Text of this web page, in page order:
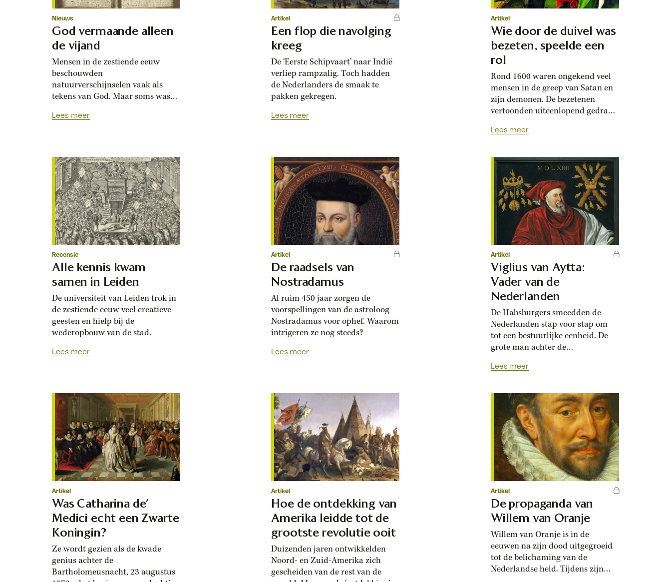
Nieuws
God vermaande alleen
de vijand
Mensen in de zestiende eeuw
beschouwden
natuurverschijnselen vaak als
tekens van God. Maar soms was
politiek.
Lees meer
Artikel
Een flop die navolging
kreeg
De ‘Eerste Schipvaart’ naar Indië
verliep rampzalig. Toch hadden
de Nederlanders de smaak te
pakken gekregen.
Lees meer
Artikel
Wie door de duivel was
bezeten, speelde een
rol
Rond 1600 waren ongekend veel
mensen in de greep van Satan en
zijn demonen. De bezetenen
vertoonden uiteenlopend gedrag
verschillende diagnoses. Was er
ziekte, bedrog of theater? In de
vroegmoderne tijd was vrijwel
iedereen ervan overtuigd dat de
duivel bezit kon nemen van
iemands lichaam en geest…
Lees meer
Recensie
Alle kennis kwam
samen in Leiden
De universiteit van Leiden trok in
de zestiende eeuw veel creatieve
geesten en hielp bij de
wederopbouw van de stad.
Lees meer
Artikel
De raadsels van
Nostradamus
Al ruim 450 jaar zorgen de
voorspellingen van de astroloog
Nostradamus voor ophef. Waarom
intrigeren ze nog steeds?
Lees meer
Artikel
Viglius van Aytta:
Vader van de
Nederlanden
De Habsburgers smeedden de
Nederlanden stap voor stap om
tot een bestuurlijke eenheid. De
grote man achter de
van Aytta. Deze diplomaat
onvoorwaardelijk en speelde een
belangrijke rol bij de
centralisering van de Lage
Landen. De periode voor de
Opstand heeft altijd minder
aandacht gekregen dan de…
Lees meer
Artikel
Was Catharina de’
Medici echt een Zwarte
Koningin?
Ze wordt gezien als de kwade
genius achter de
Bartholomeusnacht, 23 augustus
Artikel
Hoe de ontdekking van
Amerika leidde tot de
grootste revolutie ooit
Duizenden jaren ontwikkelden
Noord- en Zuid-Amerika zich
gescheiden van de rest van de
Artikel
De propaganda van
Willem van Oranje
Willem van Oranje is in de
eeuwen na zijn dood uitgegroeid
tot de belichaming van de
Nederlandse held. Tijdens zijn